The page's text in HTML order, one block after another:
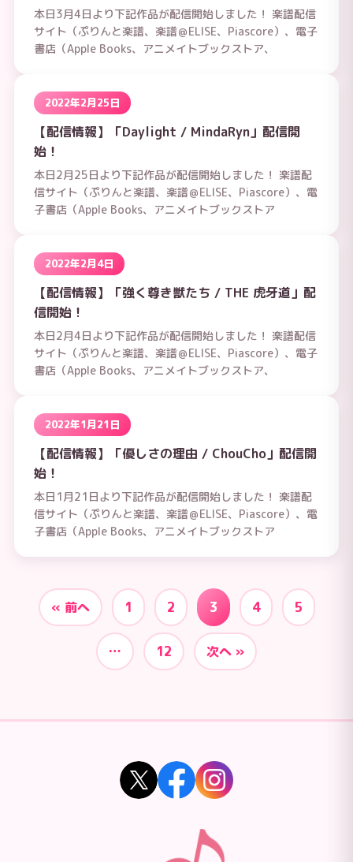
本日3月4日より下記作品が配信開始しました！ 楽譜配信
サイト（ぷりんと楽譜、楽譜＠ELISE、Piascore）、電子
書店（Apple Books、アニメイトブックストア、
2022年2月25日
【配信情報】「Daylight / MindaRyn」配信開
始！
本日2月25日より下記作品が配信開始しました！ 楽譜配
信サイト（ぷりんと楽譜、楽譜＠ELISE、Piascore）、電
子書店（Apple Books、アニメイトブックストア
2022年2月4日
【配信情報】「強く尊き獣たち / THE 虎牙道」配
信開始！
本日2月4日より下記作品が配信開始しました！ 楽譜配信
サイト（ぷりんと楽譜、楽譜＠ELISE、Piascore）、電子
書店（Apple Books、アニメイトブックストア、
2022年1月21日
【配信情報】「優しさの理由 / ChouCho」配信開
始！
本日1月21日より下記作品が配信開始しました！ 楽譜配
信サイト（ぷりんと楽譜、楽譜＠ELISE、Piascore）、電
子書店（Apple Books、アニメイトブックストア
« 前へ 1 2 3 4 5
… 12 次へ »